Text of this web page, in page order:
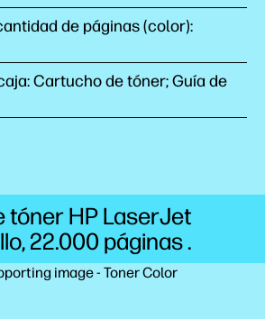
de páginas (color):
Cartucho de tóner; Guía de
tóner HP LaserJet
22.000 páginas.